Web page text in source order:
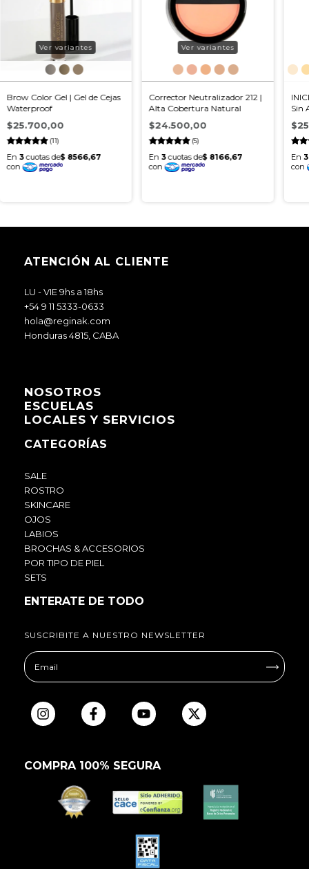
Brow Color Gel | Gel de Cejas
Waterproof
(11)
$25.700,00
Ver variantes
Corrector Neutralizador 212 |
Alta Cobertura Natural
(5)
$24.500,00
Ver variantes
Sin
ATENCIÓN AL CLIENTE
LU - VIE 9hs a 18hs
+54 9 11 5333-0633
hola@reginak.com
Honduras 4815, CABA
NOSOTROS
ESCUELAS
LOCALES Y SERVICIOS
CATEGORÍAS
SALE
ROSTRO
SKINCARE
OJOS
LABIOS
BROCHAS & ACCESORIOS
POR TIPO DE PIEL
SETS
ENTERATE DE TODO
SUSCRIBITE A NUESTRO NEWSLETTER
COMPRA 100% SEGURA